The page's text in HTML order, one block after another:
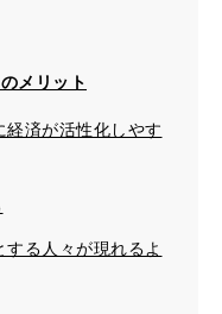
メリット
済が活性化しやす
る人々が現れるよ